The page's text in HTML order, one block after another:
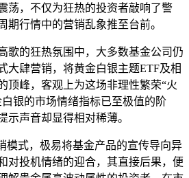
荡，不仅为狂热的投资者敲响了警
期行情中的营销乱象推至台前。
歌的狂热氛围中，大多数基金公司仍
大肆营销，将黄金白银主题ETF及相
顶峰，客观上为这场非理性繁荣“火
白银的市场情绪指标已至极值的阶
示声音却显得相对稀薄。
模式，极易将基金产品的宣传导向异
对投机情绪的迎合，其直接后果，便